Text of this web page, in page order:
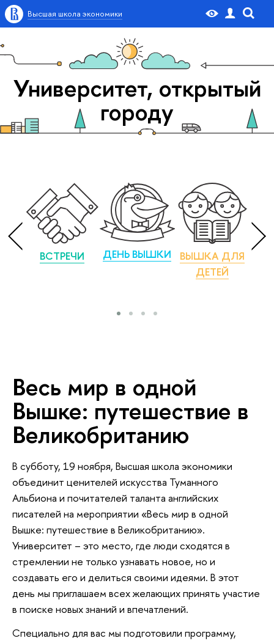
Высшая школа экономики
Университет, открытый
городу
ВСТРЕЧИ ДЕНЬ ВЫШКИ
ВЫШКА ДЛЯ
ДЕТЕЙ
Весь мир в одной
Вышке: путешествие в
Великобританию
В субботу, 19 ноября, Высшая школа экономики
объединит ценителей искусства Туманного
Альбиона и почитателей таланта английских
писателей на мероприятии «Весь мир в одной
Вышке: путешествие в Великобританию».
Университет – это место, где люди сходятся в
стремлении не только узнавать новое, но и
создавать его и делиться своими идеями. В этот
день мы приглашаем всех желающих принять участие
в поиске новых знаний и впечатлений.
Специально для вас мы подготовили программу,